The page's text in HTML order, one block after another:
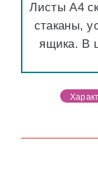
Листы А4
стаканы,
ящика. В